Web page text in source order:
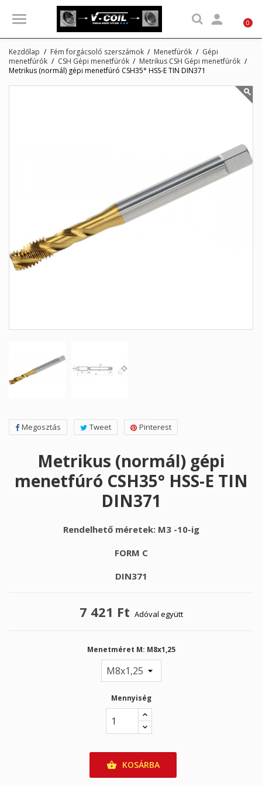
 0
Kezdőlap Fém forgácsoló szerszámok Menetfúrók
Gépi
menetfúrók
CSH Gépi menetfúrók
Metrikus CSH Gépi menetfúrók
Metrikus (normál) gépi menetfúró CSH35° HSS-E TIN DIN371
Megosztás Tweet Pinterest
Metrikus (normál) gépi
menetfúró CSH35° HSS-E TIN
DIN371
Rendelhető méretek: M3 -10-ig
FORM C
DIN371
7 421 Ft Adóval együtt
Menetméret M: M8x1,25
Mennyiség
 KOSÁRBA